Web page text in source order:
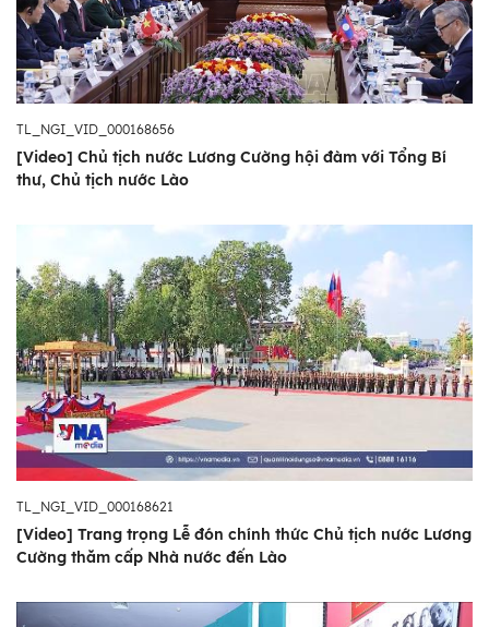
TL_NGI_VID_000168656
[Video] Chủ tịch nước Lương Cường hội đàm với Tổng Bí
thư, Chủ tịch nước Lào
TL_NGI_VID_000168621
[Video] Trang trọng Lễ đón chính thức Chủ tịch nước Lương
Cường thăm cấp Nhà nước đến Lào